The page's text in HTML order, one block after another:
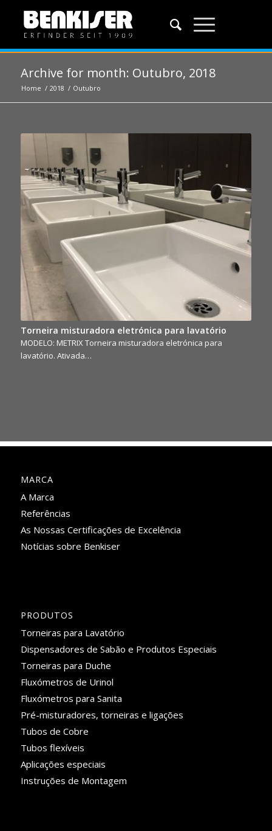
Archive for month: Outubro, 2018
Home / 2018 / Outubro
Torneira misturadora eletrónica para lavatório
MODELO: METRIX Torneira misturadora eletrónica para
lavatório. Ativada…
MARCA
A Marca
Referências
As Nossas Certificações de Excelência
Notícias sobre Benkiser
PRODUTOS
Torneiras para Lavatório
Dispensadores de Sabão e Produtos Especiais
Torneiras para Duche
Fluxómetros de Urinol
Fluxómetros para Sanita
Pré-misturadores, torneiras e ligações
Tubos de Cobre
Tubos flexíveis
Aplicações especiais
Instruções de Montagem